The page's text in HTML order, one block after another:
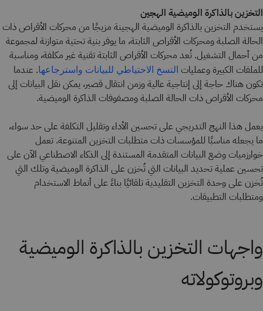
التخزين بالذاكرة الوميضية الهجين
يستخدم التخزين بالذاكرة الوميضية الهجينة مزيجًا من محركات الأقراص ذات
الحالة الصلبة ومحركات الأقراص الثابتة، ما يوفر بنية تحتية متوازنة لمجموعة
من أحمال التشغيل. تُعد محركات الأقراص الثابتة تقنية غير مكلفة، ومناسبة
للملفات الكبيرة وعمليات النسخ الاحتياطي للبيانات واسترجاعها. عندما
تكون هناك حاجة إلى إنتاجية عالية وزمن انتقال قصير، يمكن نقل البيانات إلى
محركات الأقراص ذات الحالة الصلبة ومصفوفات الذاكرة الوميضية.
يعمل هذا النهج التدريجي على تحسين الأداء وتقليل التكلفة على حد سواء،
ما يجعله مناسبًا للمؤسسات ذات متطلبات التخزين المتنوعة. تعمل
خوارزميات وضع البيانات المتقدمة المستندة إلى الذكاء الاصطناعي الآن على
تحسين عملية تحديد البيانات التي تُخزن على الذاكرة الوميضية وتلك التي
تُخزن على وحدة التخزين التقليدية تلقائيًا بناءً على أنماط الاستخدام
ومتطلبات التطبيقات.
واجهات التخزين بالذاكرة الوميضية
وبروتوكولاته